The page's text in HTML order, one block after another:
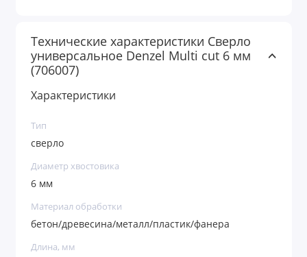
Технические характеристики Сверло
универсальное Denzel Multi cut 6 мм
(706007)
Характеристики
Тип
сверло
Диаметр хвостовика
6 мм
Материал обработки
бетон/древесина/металл/пластик/фанера
Длина, мм